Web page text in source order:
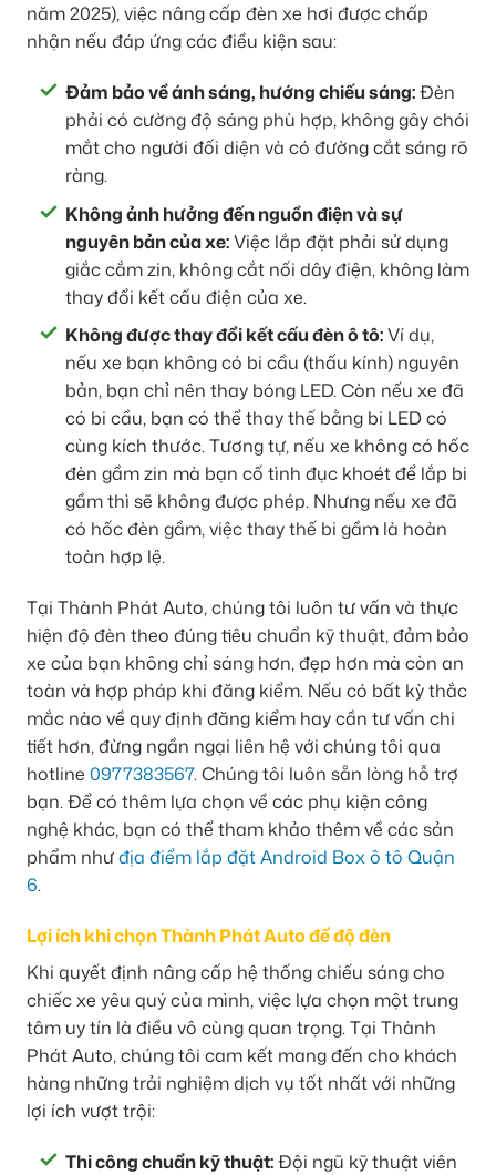
năm 2025), việc nâng cấp đèn xe hơi được chấp
nhận nếu đáp ứng các điều kiện sau:
Đảm bảo về ánh sáng, hướng chiếu sáng:Đèn
phải có cường độ sáng phù hợp, không gây chói
mắt cho người đối diện và có đường cắt sáng rõ
ràng.
Không ảnh hưởng đến nguồn điện và sự
nguyên bản của xe:Việc lắp đặt phải sử dụng
giắc cắm zin, không cắt nối dây điện, không làm
thay đổi kết cấu điện của xe.
Không được thay đổi kết cấu đèn ô tô:Ví dụ,
nếu xe bạn không có bi cầu (thấu kính) nguyên
bản, bạn chỉ nên thay bóng LED. Còn nếu xe đã
có bi cầu, bạn có thể thay thế bằng bi LED có
cùng kích thước. Tương tự, nếu xe không có hốc
đèn gầm zin mà bạn cố tình đục khoét để lắp bi
gầm thì sẽ không được phép. Nhưng nếu xe đã
có hốc đèn gầm, việc thay thế bi gầm là hoàn
toàn hợp lệ.
Tại Thành Phát Auto, chúng tôi luôn tư vấn và thực
hiện độ đèn theo đúng tiêu chuẩn kỹ thuật, đảm bảo
xe của bạn không chỉ sáng hơn, đẹp hơn mà còn an
toàn và hợp pháp khi đăng kiểm. Nếu có bất kỳ thắc
mắc nào về quy định đăng kiểm hay cần tư vấn chi
tiết hơn, đừng ngần ngại liên hệ với chúng tôi qua
hotline 0977383567. Chúng tôi luôn sẵn lòng hỗ trợ
bạn. Để có thêm lựa chọn về các phụ kiện công
nghệ khác, bạn có thể tham khảo thêm về các sản
phẩm nhưđịa điểm lắp đặt Android Box ô tô Quận
6.
Lợi ích khi chọn Thành Phát Auto để độ đèn
Khi quyết định nâng cấp hệ thống chiếu sáng cho
chiếc xe yêu quý của mình, việc lựa chọn một trung
tâm uy tín là điều vô cùng quan trọng. Tại Thành
Phát Auto, chúng tôi cam kết mang đến cho khách
hàng những trải nghiệm dịch vụ tốt nhất với những
lợi ích vượt trội:
Thi công chuẩn kỹ thuật:Đội ngũ kỹ thuật viên